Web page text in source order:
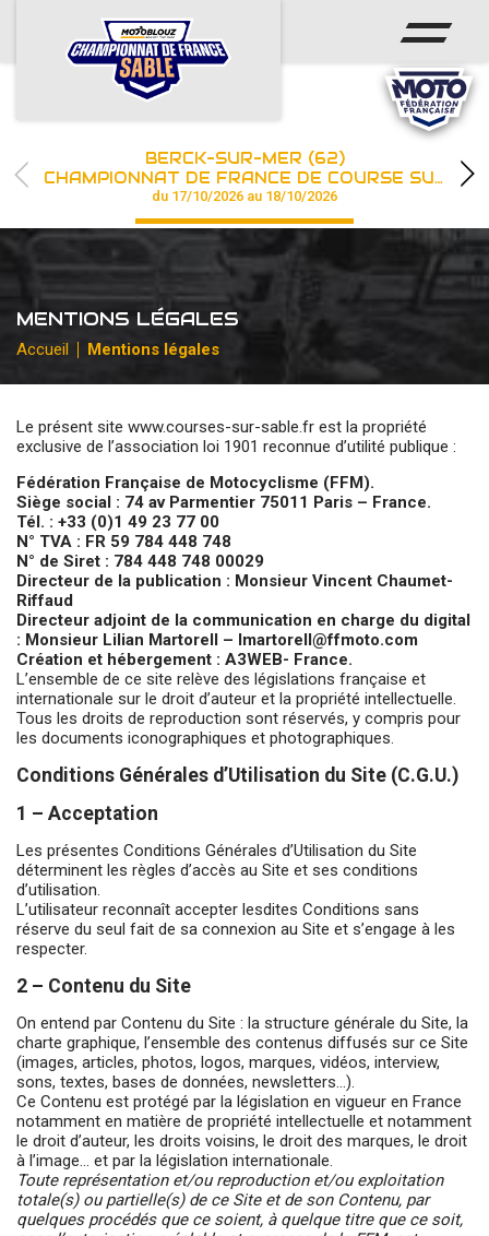
ACCUEIL
ACTUS
CHAMPIONNAT
RÉSULTATS
PHOTOS / WEB TV
PARTENAIRES
les engagements
BERCK-SUR-MER (62)
CHAMPIONNAT DE FRANCE DE COURSE SUR SABLE
du 17/10/2026 au 18/10/2026
MENTIONS LÉGALES
Accueil Mentions légales
Le présent site www.courses-sur-sable.fr est la propriété
exclusive de l’association loi 1901 reconnue d’utilité publique :
Fédération Française de Motocyclisme (FFM).
Siège social : 74 av Parmentier 75011 Paris – France.
Tél. : +33 (0)1 49 23 77 00
N° TVA : FR 59 784 448 748
N° de Siret : 784 448 748 00029
Directeur de la publication : Monsieur Vincent Chaumet-
Riffaud
Directeur adjoint de la communication en charge du digital
: Monsieur Lilian Martorell – lmartorell@ffmoto.com
Création et hébergement : A3WEB- France.
L’ensemble de ce site relève des législations française et
internationale sur le droit d’auteur et la propriété intellectuelle.
Tous les droits de reproduction sont réservés, y compris pour
les documents iconographiques et photographiques.
Conditions Générales d’Utilisation du Site (C.G.U.)
1 – Acceptation
Les présentes Conditions Générales d’Utilisation du Site
déterminent les règles d’accès au Site et ses conditions
d’utilisation.
L’utilisateur reconnaît accepter lesdites Conditions sans
réserve du seul fait de sa connexion au Site et s’engage à les
respecter.
2 – Contenu du Site
On entend par Contenu du Site : la structure générale du Site, la
charte graphique, l’ensemble des contenus diffusés sur ce Site
(images, articles, photos, logos, marques, vidéos, interview,
sons, textes, bases de données, newsletters…).
Ce Contenu est protégé par la législation en vigueur en France
notamment en matière de propriété intellectuelle et notamment
le droit d’auteur, les droits voisins, le droit des marques, le droit
à l’image… et par la législation internationale.
Toute représentation et/ou reproduction et/ou exploitation
totale(s) ou partielle(s) de ce Site et de son Contenu, par
quelques procédés que ce soient, à quelque titre que ce soit,